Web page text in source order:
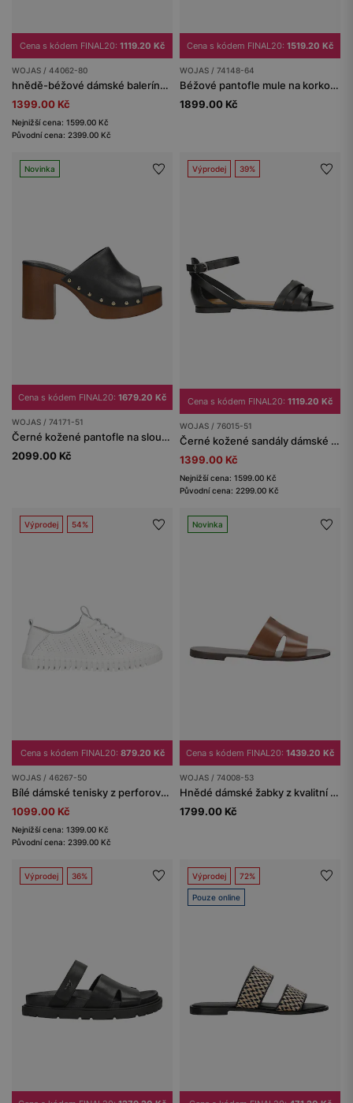
Cena s kódem FINAL20: 1119.20 Kč
WOJAS / 44062-80
hnědě-béžové dámské balerínky z pleteniny
1399.00 Kč
Nejnižší cena: 1599.00 Kč
Původní cena: 2399.00 Kč
Cena s kódem FINAL20: 1519.20 Kč
WOJAS / 74148-64
Béžové pantofle mule na korkové podrážce
1899.00 Kč
Novinka
Cena s kódem FINAL20: 1679.20 Kč
WOJAS / 74171-51
Černé kožené pantofle na sloupkovém podpatku a platformě
2099.00 Kč
Výprodej 39%
Cena s kódem FINAL20: 1119.20 Kč
WOJAS / 76015-51
Černé kožené sandály dámské z kvalitní kůže
1399.00 Kč
Nejnižší cena: 1599.00 Kč
Původní cena: 2299.00 Kč
Výprodej 54%
Cena s kódem FINAL20: 879.20 Kč
WOJAS / 46267-50
Bílé dámské tenisky z perforované lícní kůže
1099.00 Kč
Nejnižší cena: 1399.00 Kč
Původní cena: 2399.00 Kč
Novinka
Cena s kódem FINAL20: 1439.20 Kč
WOJAS / 74008-53
Hnědé dámské žabky z kvalitní hladké kůže
1799.00 Kč
Výprodej 36% Výprodej 72%
Pouze online